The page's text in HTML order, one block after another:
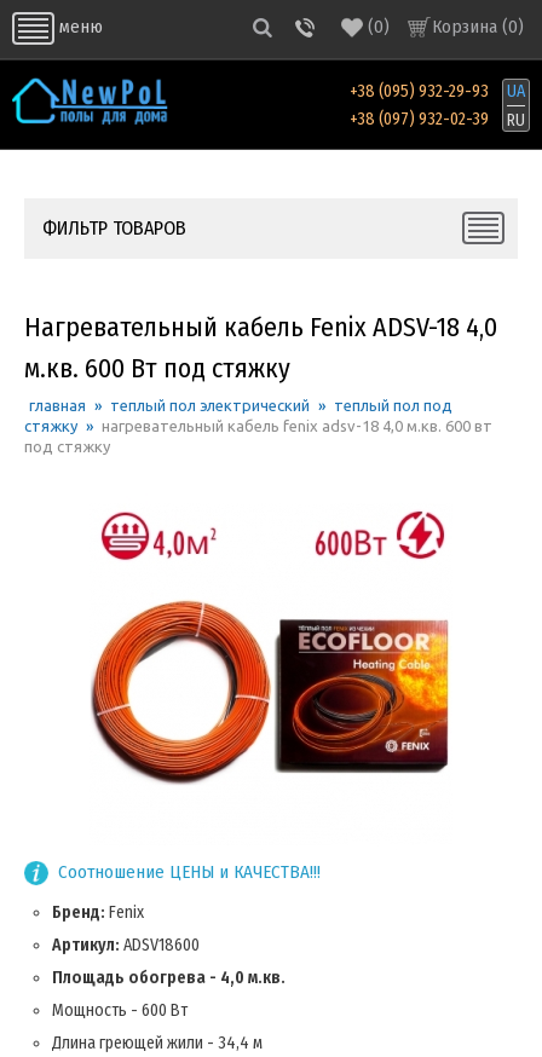
меню Корзина (0)
(0)
+38 (095) 932-29-93
+38 (097) 932-02-39
UA
RU
ФИЛЬТР ТОВАРОВ
Нагревательный кабель Fenix ADSV-18 4,0
м.кв. 600 Вт под стяжку
главная » теплый пол электрический » теплый пол под
стяжку » нагревательный кабель fenix adsv-18 4,0 м.кв. 600 вт
под стяжку
Соотношение ЦЕНЫ и КАЧЕСТВА!!!
Бренд: Fenix
Артикул: ADSV18600
Площадь обогрева - 4,0 м.кв.
Мощность - 600 Вт
Длина греющей жили - 34,4 м